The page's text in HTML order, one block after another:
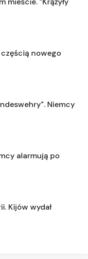
częścią nowego
Niemcy
alarmują po
Kijów wydał